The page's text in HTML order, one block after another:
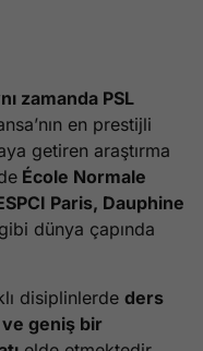
zamanda PSL
en prestijli
getiren araştırma
École Normale
Paris, Dauphine
gibi dünya çapında
disiplinlerde ders
geniş bir